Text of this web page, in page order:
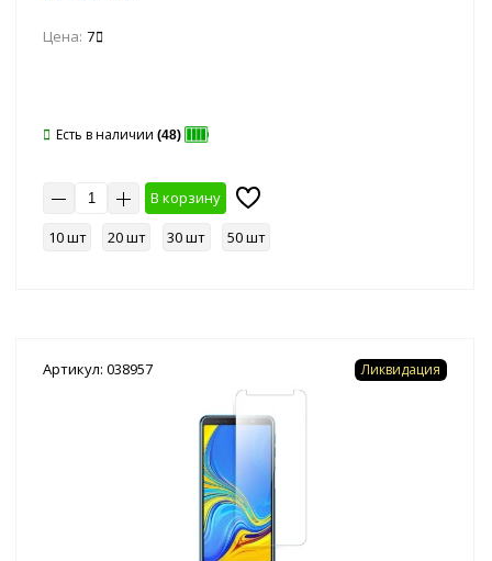
Цена: 7
Есть в наличии (48)
В корзину
10 шт
20 шт 30 шт 50 шт
Артикул: 038957 Ликвидация